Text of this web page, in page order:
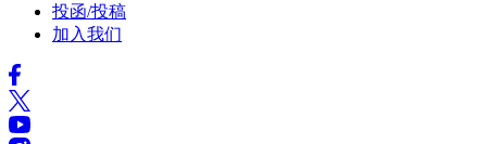
投函/投稿
加入我们